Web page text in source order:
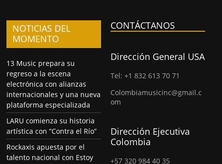
NOTICIAS DEL
MOMENTO
13 Music prepara su
regreso a la escena
electrónica con alianzas
internacionales y una nueva
plataforma especializada
LARU comienza su historia
artística con “Contra el Río”
Rockaxis apuesta por el
talento nacional con Estoy
CONTÁCTANOS
Dirección General USA
Tel: +1 832 613 70 71
Colombiamusicinc@gmail.c
om
Dirección Ejecutiva
Colombia
+57 320 984 40 35